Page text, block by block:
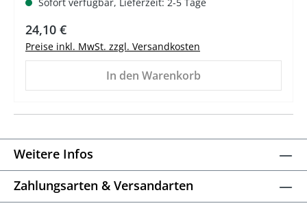
Sofort verfügbar, Lieferzeit: 2-5 Tage
Regulärer Preis:
24,10 €
Preise inkl. MwSt. zzgl. Versandkosten
In den Warenkorb
Weitere Infos
Zahlungsarten & Versandarten